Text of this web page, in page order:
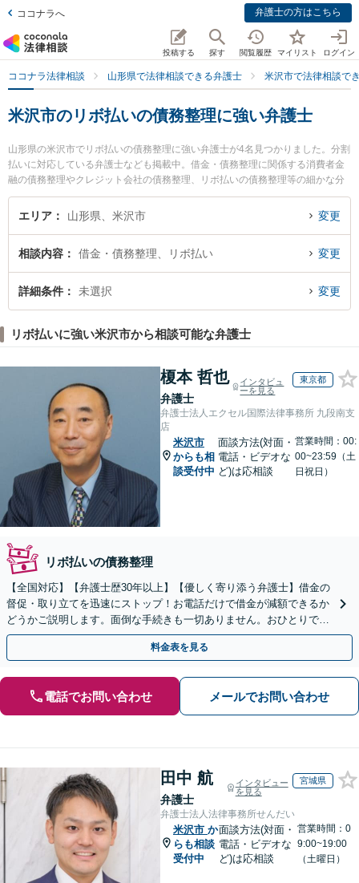
ココナラへ 弁護士の方はこちら
投稿する 探す 閲覧履歴 マイリスト ログイン
ココナラ法律相談 山形県で法律相談できる弁護士 米沢市で法律相談で
米沢市のリボ払いの債務整理に強い弁護士
山形県の米沢市でリボ払いの債務整理に強い弁護士が4名見つかりました。分割
払いに対応している弁護士なども掲載中。借金・債務整理に関係する消費者金
融の債務整理やクレジット会社の債務整理、リボ払いの債務整理等の細かな分
野での絞り込み検索もでき便利です。特に長岡克典法律事務所の長岡 克典弁護
士やべに花法律事務所の東海林 寛子弁護士、米沢舞鶴法律事務所の遠藤 正紀弁
相談したい』『リボ払いの債務整理のトラブル解決の実績豊富な近くの弁護士
を検索したい』『初回相談無料でリボ払いの債務整理を法律相談できる米沢市
内の弁護士に相談予約したい』などでお困りの相談者さんにおすすめです。
エリア 山形県、米沢市 変更
相談内容 借金・債務整理、リボ払い 変更
詳細条件 未選択 変更
リボ払いに強い米沢市から相談可能な弁護士
榎本 哲也
弁護士
インタビュ
ーを見る
東京都
弁護士法人エクセル国際法律事務所 九段南支
店
米沢市
からも相
談受付中
面談方法(対面・
電話・ビデオな
ど)は応相談
営業時間：00:
00~23:59（土
日祝日）
リボ払いの債務整理
【全国対応】【弁護士歴30年以上】【優しく寄り添う弁護士】借金の
督促・取り立てを迅速にストップ！お電話だけで借金が減額できるか
どうかご説明します。面倒な手続きも一切ありません。おひとりで悩
まず、お気軽にご相談ください。【電話相談可】
料金表を見る
電話でお問い合わせ メールでお問い合わせ
田中 航
弁護士
インタビュー
を見る
宮城県
弁護士法人法律事務所せんだい
米沢市 か
らも相談
受付中
面談方法(対面・
電話・ビデオな
ど)は応相談
営業時間：0
9:00~19:00
（土曜日）